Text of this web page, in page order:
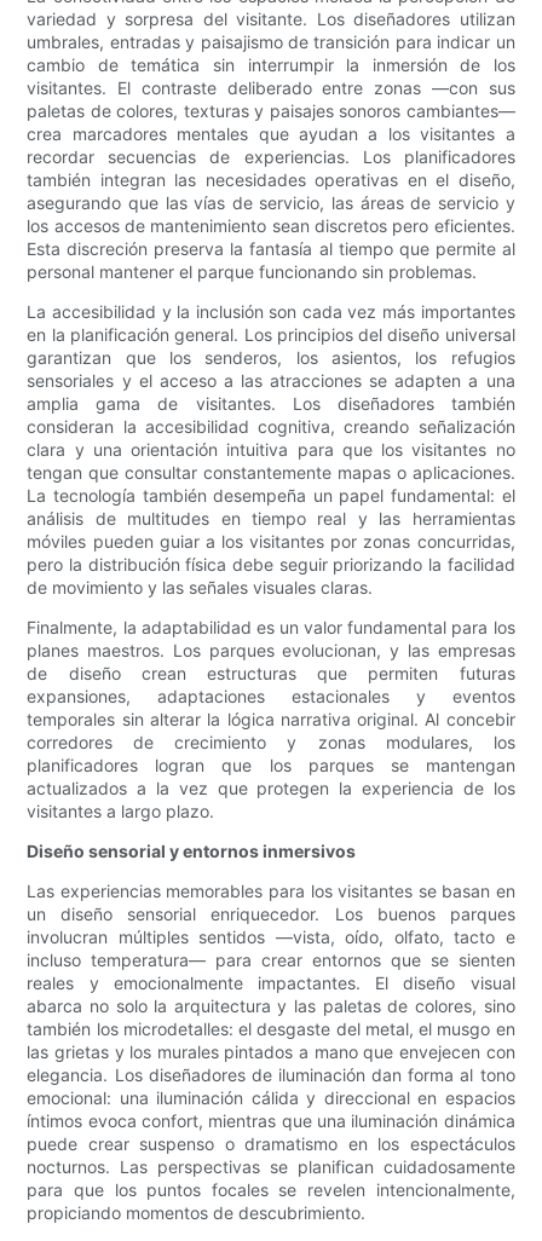
variedad y sorpresa del visitante. Los diseñadores utilizan
umbrales, entradas y paisajismo de transición para indicar un
cambio de temática sin interrumpir la inmersión de los
visitantes. El contraste deliberado entre zonas —con sus
paletas de colores, texturas y paisajes sonoros cambiantes—
crea marcadores mentales que ayudan a los visitantes a
recordar secuencias de experiencias. Los planificadores
también integran las necesidades operativas en el diseño,
asegurando que las vías de servicio, las áreas de servicio y
los accesos de mantenimiento sean discretos pero eficientes.
Esta discreción preserva la fantasía al tiempo que permite al
personal mantener el parque funcionando sin problemas.
La accesibilidad y la inclusión son cada vez más importantes
en la planificación general. Los principios del diseño universal
garantizan que los senderos, los asientos, los refugios
sensoriales y el acceso a las atracciones se adapten a una
amplia gama de visitantes. Los diseñadores también
consideran la accesibilidad cognitiva, creando señalización
clara y una orientación intuitiva para que los visitantes no
tengan que consultar constantemente mapas o aplicaciones.
La tecnología también desempeña un papel fundamental: el
análisis de multitudes en tiempo real y las herramientas
móviles pueden guiar a los visitantes por zonas concurridas,
pero la distribución física debe seguir priorizando la facilidad
de movimiento y las señales visuales claras.
Finalmente, la adaptabilidad es un valor fundamental para los
planes maestros. Los parques evolucionan, y las empresas
de diseño crean estructuras que permiten futuras
expansiones, adaptaciones estacionales y eventos
temporales sin alterar la lógica narrativa original. Al concebir
corredores de crecimiento y zonas modulares, los
planificadores logran que los parques se mantengan
actualizados a la vez que protegen la experiencia de los
visitantes a largo plazo.
Diseño sensorial y entornos inmersivos
Las experiencias memorables para los visitantes se basan en
un diseño sensorial enriquecedor. Los buenos parques
involucran múltiples sentidos —vista, oído, olfato, tacto e
incluso temperatura— para crear entornos que se sienten
reales y emocionalmente impactantes. El diseño visual
abarca no solo la arquitectura y las paletas de colores, sino
también los microdetalles: el desgaste del metal, el musgo en
las grietas y los murales pintados a mano que envejecen con
elegancia. Los diseñadores de iluminación dan forma al tono
emocional: una iluminación cálida y direccional en espacios
íntimos evoca confort, mientras que una iluminación dinámica
puede crear suspenso o dramatismo en los espectáculos
nocturnos. Las perspectivas se planifican cuidadosamente
para que los puntos focales se revelen intencionalmente,
propiciando momentos de descubrimiento.